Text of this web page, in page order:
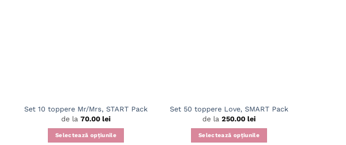
Set 10 toppere Mr/Mrs, START Pack
de la 70.00 lei
Selectează opțiunile
Set 50 toppere Love, SMART Pack
de la 250.00 lei
Selectează opțiunile